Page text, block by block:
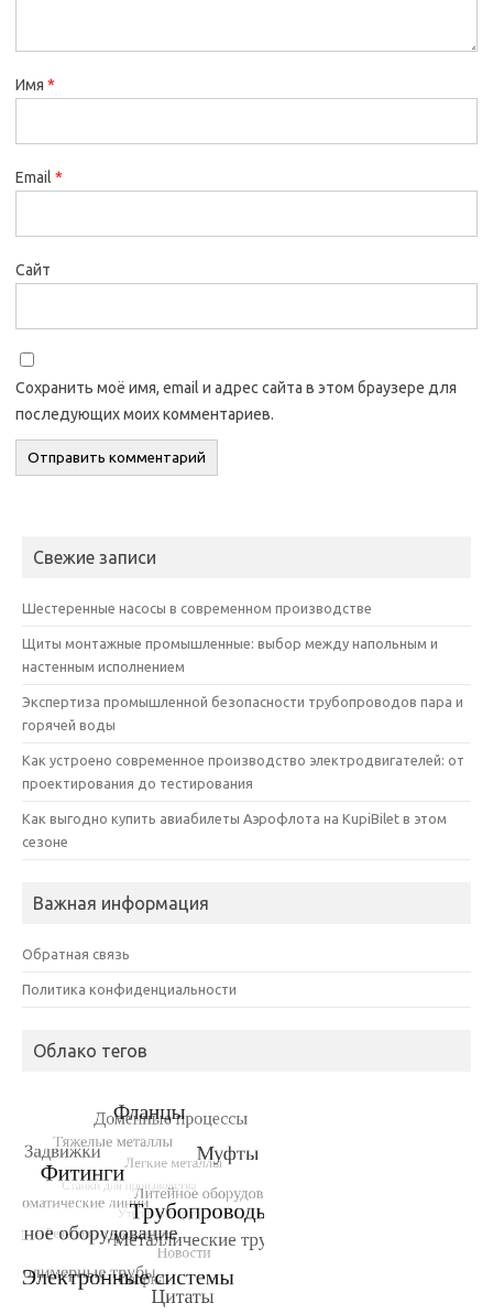
Имя *
Email *
Сайт
Сохранить моё имя, email и адрес сайта в этом браузере для
последующих моих комментариев.
Свежие записи
Шестеренные насосы в современном производстве
Щиты монтажные промышленные: выбор между напольным и
настенным исполнением
Экспертиза промышленной безопасности трубопроводов пара и
горячей воды
Как устроено современное производство электродвигателей: от
проектирования до тестирования
Как выгодно купить авиабилеты Аэрофлота на KupiBilet в этом
сезоне
Важная информация
Обратная связь
Политика конфиденциальности
Облако тегов